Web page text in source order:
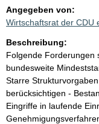
Angegeben von:
Wirtschaftsrat der CDU
Beschreibung:
Folgende Forderungen
bundesweite
Starre
berücksichtigen -
Eingriffe in laufende